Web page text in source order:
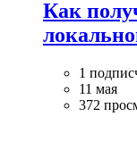
Как
1
11 мая
372